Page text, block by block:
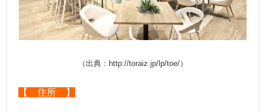
（出典：http://toraiz.jp/lp/toe/）
【 住所 】